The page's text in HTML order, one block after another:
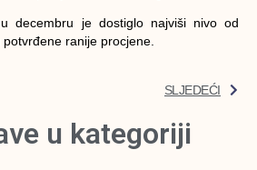
decembru je dostiglo najviši nivo od
ranije procjene.
SLJEDEĆI
u kategoriji